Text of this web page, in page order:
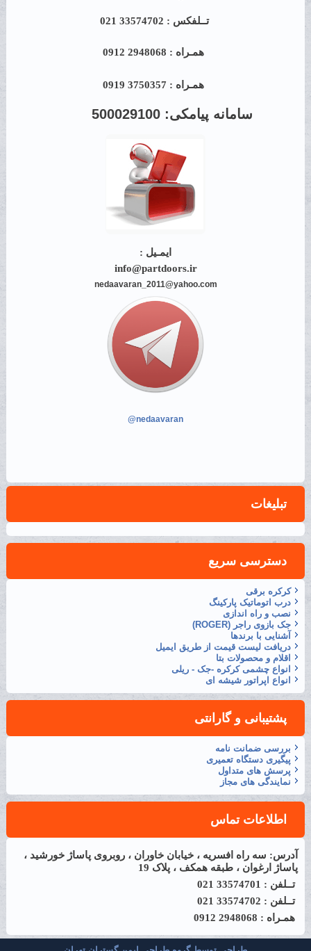
تــلفکس : 33574702 021
همـراه : 2948068 0912
همـراه : 3750357 0919
سامانه پیامکی: 500029100
ایمـیل :
info@partdoors.ir
nedaavaran_2011@yahoo.com
@nedaavaran
تبلیغات
دسترسی سریع
کرکره برقی
درب اتوماتیک پارکینگ
نصب و راه اندازی
جک بازوی راجر (ROGER)
آشنایی با برندها
دریافت لیست قیمت از طریق ایمیل
اقلام و محصولات بتا
انواع چشمی کرکره -جک - ریلی
انواع اپراتور شیشه ای
پشتیبانی و گارانتی
بررسی ضمانت نامه
پیگیری دستگاه تعمیری
پرسش های متداول
نمایندگی های مجاز
اطلاعات تماس
آدرس: سه راه افسریه ، خیابان خاوران ، روبروی پاساژ خورشید ،
پاساژ ارغوان ، طبقه همکف ، پلاک 19
تــلفن : 33574701 021
تــلفن : 33574702 021
همـراه : 2948068 0912